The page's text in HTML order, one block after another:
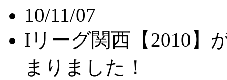
10/11/07
Iリーグ関西【2010】
まりました！